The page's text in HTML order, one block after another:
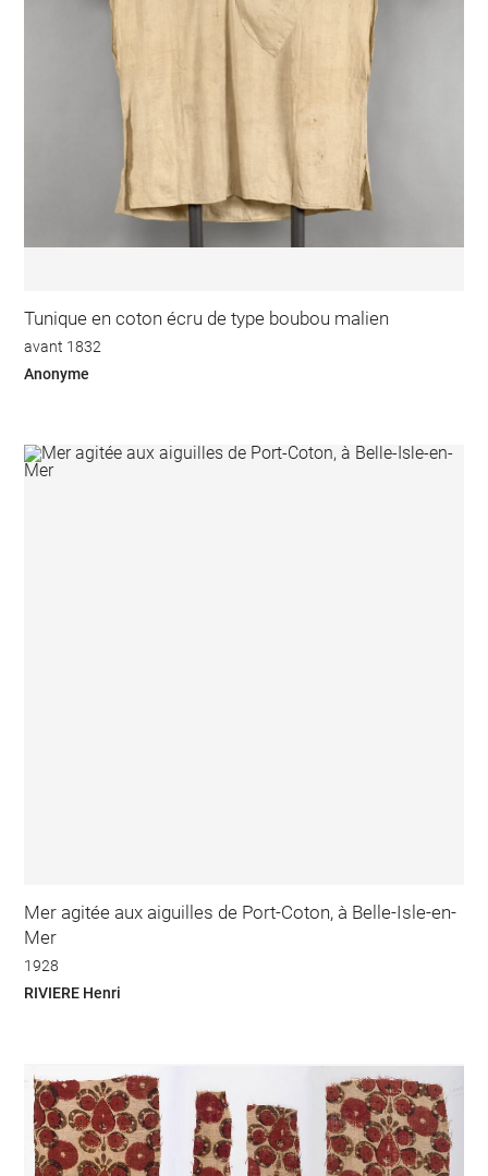
Tunique en coton écru de type boubou malien
avant 1832
Anonyme
Mer agitée aux aiguilles de Port-Coton, à Belle-Isle-en-
Mer
1928
RIVIERE Henri